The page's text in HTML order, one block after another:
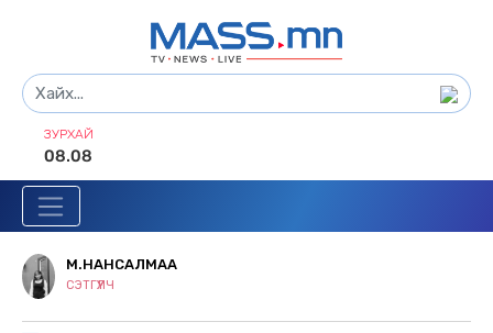
ЗУРХАЙ
08.08
М.НАНСАЛМАА
СЭТГҮҮЛЧ